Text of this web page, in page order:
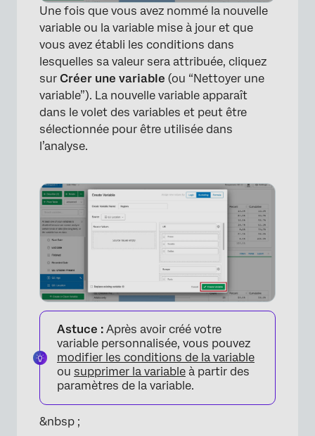
×
Une fois que vous avez nommé la nouvelle
variable ou la variable mise à jour et que
vous avez établi les conditions dans
lesquelles sa valeur sera attribuée, cliquez
sur Créer une variable (ou “Nettoyer une
variable”). La nouvelle variable apparaît
dans le volet des variables et peut être
sélectionnée pour être utilisée dans
l’analyse.
Astuce : Après avoir créé votre
variable personnalisée, vous pouvez
modifier les conditions de la variable
ou supprimer la variable à partir des
paramètres de la variable.
&nbsp ;